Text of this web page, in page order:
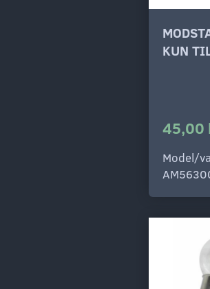
KUN
45,00
Model/